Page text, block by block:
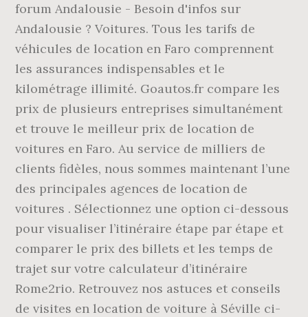
forum Andalousie - Besoin d'infos sur
Andalousie ? Voitures. Tous les tarifs de
véhicules de location en Faro comprennent
les assurances indispensables et le
kilométrage illimité. Goautos.fr compare les
prix de plusieurs entreprises simultanément
et trouve le meilleur prix de location de
voitures en Faro. Au service de milliers de
clients fidèles, nous sommes maintenant l’une
des principales agences de location de
voitures . Sélectionnez une option ci-dessous
pour visualiser l’itinéraire étape par étape et
comparer le prix des billets et les temps de
trajet sur votre calculateur d’itinéraire
Rome2rio. Retrouvez nos astuces et conseils
de visites en location de voiture à Séville ci-